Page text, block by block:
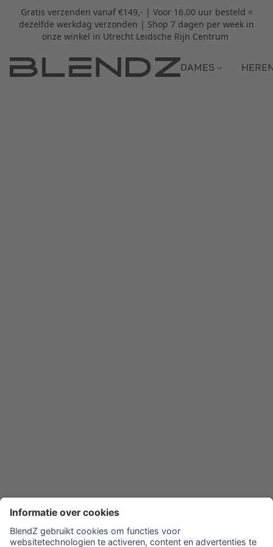
Gratis verzenden vanaf €149,- | Voor 16.00 uur besteld =
dezelfde werkdag verzonden | Shop 7 dagen per week in
onze winkel in Utrecht Leidsche Rijn Centrum
DAMES